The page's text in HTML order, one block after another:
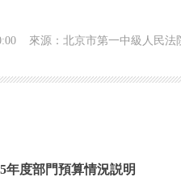
來源：北京市第一中級人民法
年度部門預算情況説明